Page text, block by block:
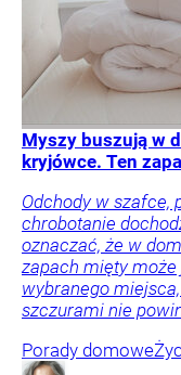
Myszy buszują w
kryjówce. Ten
Odchody w szafce,
chrobotanie
oznaczać, że w
zapach mięty
wybranego
szczurami nie
Porady domowe